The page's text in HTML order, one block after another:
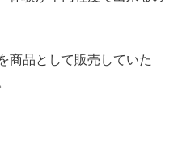
商品として販売していた